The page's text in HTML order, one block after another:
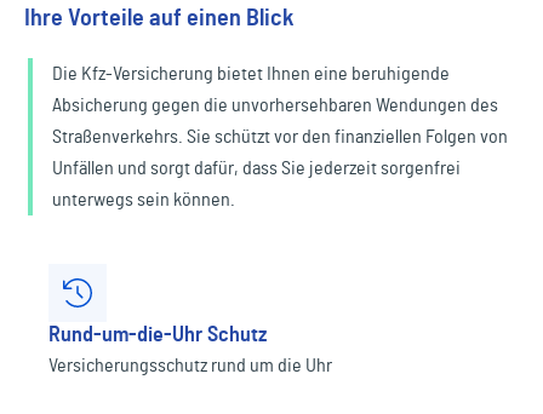
Ihre Vorteile auf einen Blick
Die Kfz-Versicherung bietet Ihnen eine beruhigende
Absicherung gegen die unvorhersehbaren Wendungen des
Straßenverkehrs. Sie schützt vor den finanziellen Folgen von
Unfällen und sorgt dafür, dass Sie jederzeit sorgenfrei
unterwegs sein können.
Rund-um-die-Uhr Schutz
Versicherungsschutz rund um die Uhr